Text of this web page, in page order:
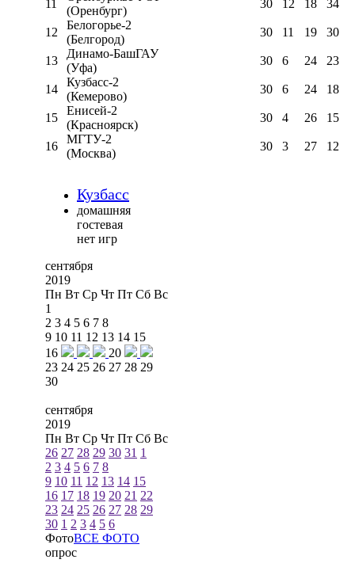
11
(Оренбург)
30 12 18 34
12
Белогорье-2
(Белгород)
30 11 19 30
13
Динамо-БашГАУ
(Уфа)
30 6 24 23
14
Кузбасс-2
(Кемерово)
30 6 24 18
15
Енисей-2
(Красноярск)
30 4 26 15
16
МГТУ-2
(Москва)
30 3 27 12
Кузбасс
домашняя
гостевая
нет игр
сентября
2019
Пн Вт Ср Чт Пт Сб Вс
1
2 3 4 5 6 7 8
9 10 11 12 13 14 15
16
20
23 24 25 26 27 28 29
30
сентября
2019
Пн Вт Ср Чт Пт Сб Вс
26 27 28 29 30 31 1
2 3 4 5 6 7 8
9 10 11 12 13 14 15
16 17 18 19 20 21 22
23 24 25 26 27 28 29
30 1 2 3 4 5 6
ФотоВСЕ ФОТО
опрос